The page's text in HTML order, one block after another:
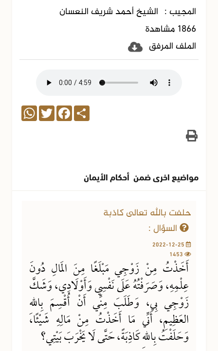
المجيب : الشيخ أحمد شريف النعسان
1866 مشاهدة
الملف المرفق
Share
Facebook
Twitter
WhatsApp
مواضيع اخرى ضمن أحكام الأيمان
حلفت بالله تعالى كاذبة
السؤال :
أَخَذْتُ مِنْ زَوْجِي مَبْلَغًا مِنَ المَالِ دُونَ
عِلْمِهِ، وَصَرَفْتُهُ عَلَى نَفْسِي وَأَوْلَادِي، وَشَكَّ
زَوْجِي بِي، وَطَلَبَ مِنِّي أَنْ أُقْسِمَ بِاللهِ
العَظِيمِ، أَنِّي مَا أَخَذْتُ مِنْ مَالِهِ شَيْئًا،
وَحَلَفْتُ بِاللهِ كَاذِبَةً، حَتَّى لَا يَخْرَبَ بَيْتِي؟